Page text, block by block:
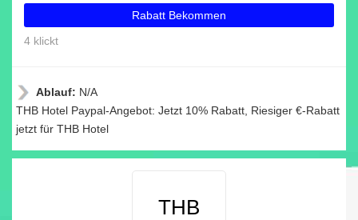
Rabatt Bekommen
4 klickt
Ablauf: N/A
THB Hotel Paypal-Angebot: Jetzt 10% Rabatt, Riesiger €-Rabatt
jetzt für THB Hotel
THB